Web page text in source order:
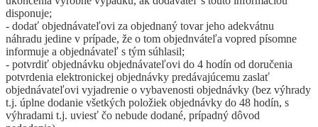
disponuje;
- dodať objednávateľovi za objednaný tovar jeho adekvátnu
náhradu jedine v prípade, že o tom objednváteľa vopred písomne
informuje a objednávateľ s tým súhlasil;
- potvrdiť objednávku objednávateľovi do 4 hodín od doručenia
potvrdenia elektronickej objednávky predávajúcemu zaslať
objednávateľovi vyjadrenie o vybavenosti objednávky (bez výhrady
t.j. úplne dodanie všetkých položiek objednávky do 48 hodín, s
výhradami t.j. uviesť čo nebude dodané, prípadný dôvod